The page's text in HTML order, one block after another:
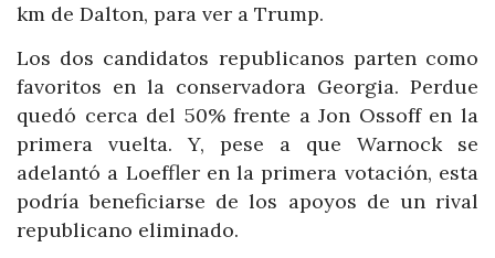
km de Dalton, para ver a Trump.
Los dos candidatos republicanos parten como
favoritos en la conservadora Georgia. Perdue
quedó cerca del 50% frente a Jon Ossoff en la
primera vuelta. Y, pese a que Warnock se
adelantó a Loeffler en la primera votación, esta
podría beneficiarse de los apoyos de un rival
republicano eliminado.